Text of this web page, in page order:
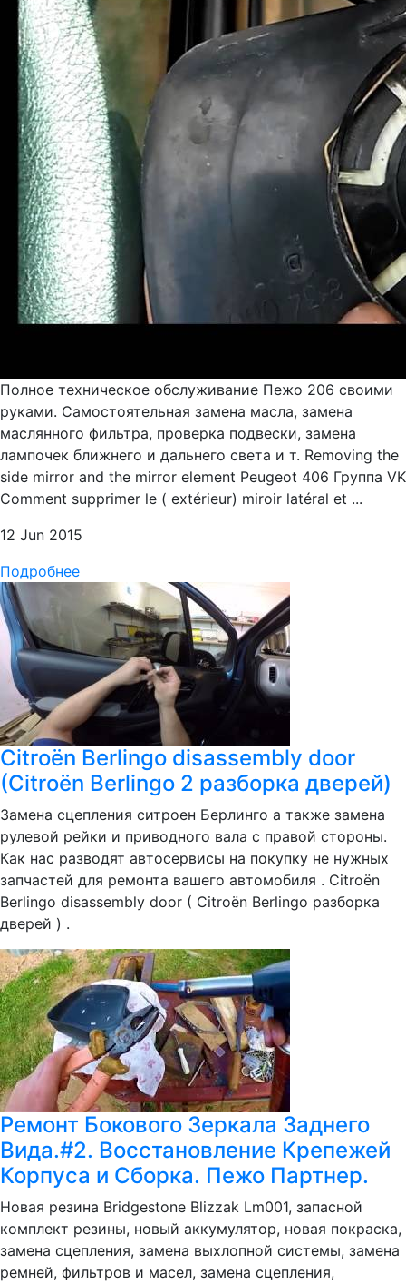
Полное техническое обслуживание Пежо 206 своими
руками. Самостоятельная замена масла, замена
маслянного фильтра, проверка подвески, замена
лампочек ближнего и дальнего света и т. Removing the
side mirror and the mirror element Peugeot 406 Группа VK
Comment supprimer le ( extérieur) miroir latéral et ...
12 Jun 2015
Подробнее
Citroën Berlingo disassembly door
(Citroën Berlingo 2 разборка дверей)
Замена сцепления ситроен Берлинго а также замена
рулевой рейки и приводного вала с правой стороны.
Как нас разводят автосервисы на покупку не нужных
запчастей для ремонта вашего автомобиля . Citroën
Berlingo disassembly door ( Citroën Berlingo разборка
дверей ) .
Ремонт Бокового Зеркала Заднего
Вида.#2. Восстановление Крепежей
Корпуса и Сборка. Пежо Партнер.
Новая резина Bridgestone Blizzak Lm001, запасной
комплект резины, новый аккумулятор, новая покраска,
замена сцепления, замена выхлопной системы, замена
ремней, фильтров и масел, замена сцепления,